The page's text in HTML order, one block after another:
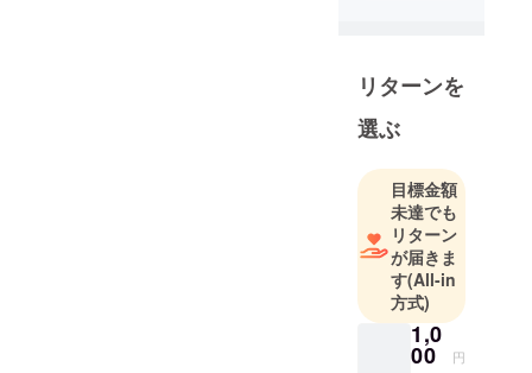
リターンを
選ぶ
目標金額
未達でも
リターン
が届きま
す(All-in
方式)
1,0
00 円